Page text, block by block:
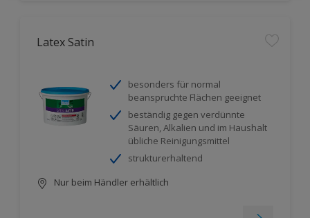
Latex Satin
besonders für normal
beanspruchte Flächen geeignet
beständig gegen verdünnte
Säuren, Alkalien und im Haushalt
übliche Reinigungsmittel
strukturerhaltend
Nur beim Händler erhältlich